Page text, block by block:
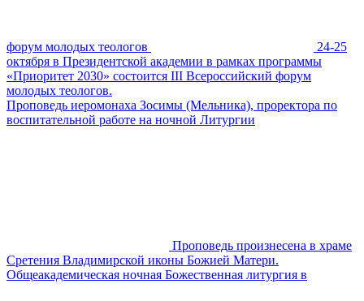
форум молодых теологов
24-25
октября в Президентской академии в рамках программы
«Приоритет 2030» состоится III Всероссийский форум
молодых теологов.
Проповедь иеромонаха Зосимы (Мельника), проректора по
воспитательной работе на ночной Литургии
Проповедь произнесена в храме
Сретения Владимирской иконы Божией Матери.
Общеакадемическая ночная Божественная литургия в